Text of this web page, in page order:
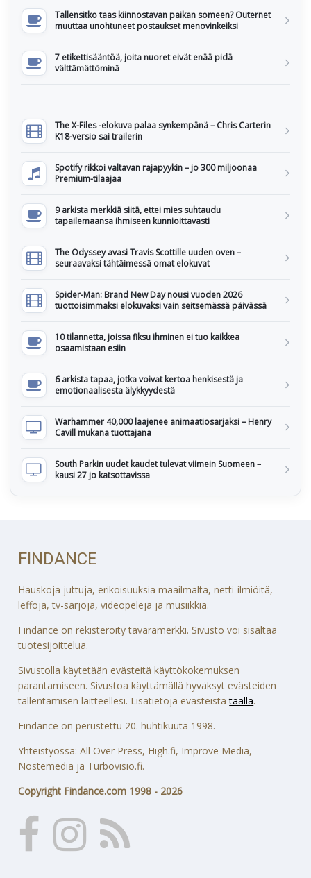
Tallensitko taas kiinnostavan paikan someen? Outernet
muuttaa unohtuneet postaukset menovinkeiksi
7 etikettisääntöä, joita nuoret eivät enää pidä
välttämättöminä
The X-Files -elokuva palaa synkempänä – Chris Carterin
K18-versio sai trailerin
Spotify rikkoi valtavan rajapyykin – jo 300 miljoonaa
Premium-tilaajaa
9 arkista merkkiä siitä, ettei mies suhtaudu
tapailemaansa ihmiseen kunnioittavasti
The Odyssey avasi Travis Scottille uuden oven –
seuraavaksi tähtäimessä omat elokuvat
Spider-Man: Brand New Day nousi vuoden 2026
tuottoisimmaksi elokuvaksi vain seitsemässä päivässä
10 tilannetta, joissa fiksu ihminen ei tuo kaikkea
osaamistaan esiin
6 arkista tapaa, jotka voivat kertoa henkisestä ja
emotionaalisesta älykkyydestä
Warhammer 40,000 laajenee animaatiosarjaksi – Henry
Cavill mukana tuottajana
South Parkin uudet kaudet tulevat viimein Suomeen –
kausi 27 jo katsottavissa
FINDANCE
Hauskoja juttuja, erikoisuuksia maailmalta, netti-ilmiöitä,
leffoja, tv-sarjoja, videopelejä ja musiikkia.
Findance on rekisteröity tavaramerkki. Sivusto voi sisältää
tuotesijoittelua.
Sivustolla käytetään evästeitä käyttökokemuksen
parantamiseen. Sivustoa käyttämällä hyväksyt evästeiden
tallentamisen laitteellesi. Lisätietoja evästeistätäällä.
Findance on perustettu 20. huhtikuuta 1998.
Yhteistyössä: All Over Press, High.fi, Improve Media,
Nostemedia ja Turbovisio.fi.
Copyright Findance.com 1998 - 2026